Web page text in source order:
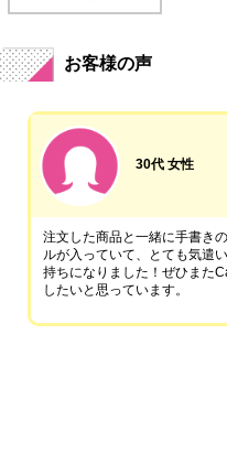
お客様の声
30代 女性
注文した商品と一緒に手書き
ルが入っていて、とても気遣
持ちになりました！ぜひまた
したいと思っています。